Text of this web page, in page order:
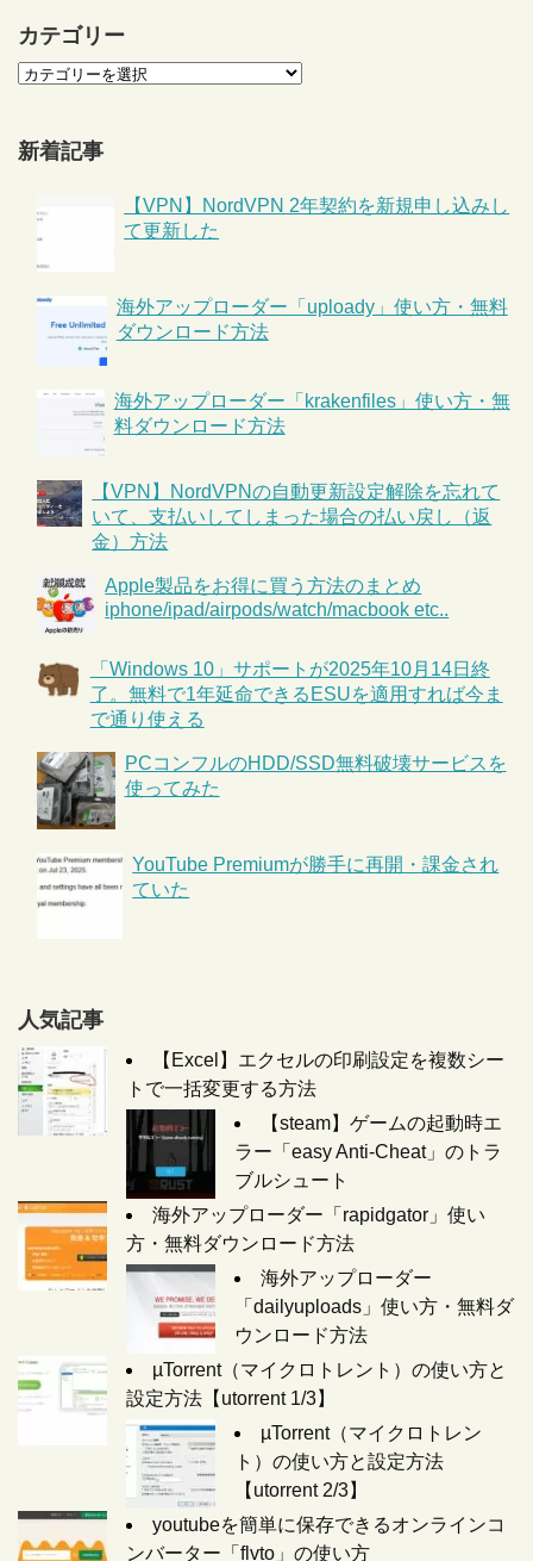
カテゴリー
新着記事
【VPN】NordVPN 2年契約を新規申し込みし
て更新した
海外アップローダー「uploady」使い方・無料
ダウンロード方法
海外アップローダー「krakenfiles」使い方・無
料ダウンロード方法
【VPN】NordVPNの自動更新設定解除を忘れて
いて、支払いしてしまった場合の払い戻し（返
金）方法
Apple製品をお得に買う方法のまとめ
iphone/ipad/airpods/watch/macbook etc..
「Windows 10」サポートが2025年10月14日終
了。無料で1年延命できるESUを適用すれば今ま
で通り使える
PCコンフルのHDD/SSD無料破壊サービスを
使ってみた
YouTube Premiumが勝手に再開・課金され
ていた
人気記事
【Excel】エクセルの印刷設定を複数シー
トで一括変更する方法
【steam】ゲームの起動時エ
ラー「easy Anti-Cheat」のトラ
ブルシュート
海外アップローダー「rapidgator」使い
方・無料ダウンロード方法
海外アップローダー
「dailyuploads」使い方・無料ダ
ウンロード方法
µTorrent（マイクロトレント）の使い方と
設定方法【utorrent 1/3】
µTorrent（マイクロトレン
ト）の使い方と設定方法
【utorrent 2/3】
youtubeを簡単に保存できるオンラインコ
ンバーター「flvto」の使い方